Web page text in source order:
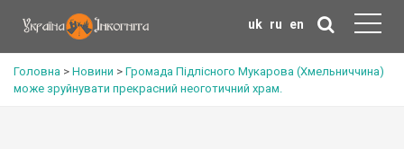
uk ru en
Головна > Новини > Громада Підлісного Мукарова (Хмельниччина)
може зруйнувати прекрасний неоготичний храм.